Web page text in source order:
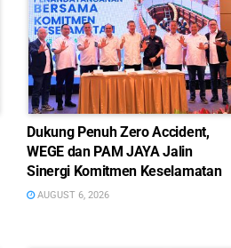
Dukung Penuh Zero Accident,
WEGE dan PAM JAYA Jalin
Sinergi Komitmen Keselamatan
AUGUST 6, 2026